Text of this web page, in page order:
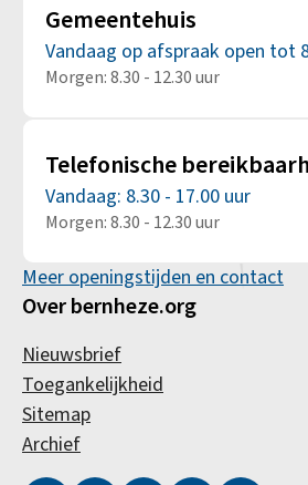
Gemeentehuis
Vandaag op afspraak open tot
Morgen: 8.30 - 12.30 uur
Telefonische
Vandaag: 8.30 - 17.00 uur
Morgen: 8.30 - 12.30 uur
Meer openingstijden en contact
Over bernheze.org
Nieuwsbrief
Toegankelijkheid
Sitemap
Archief